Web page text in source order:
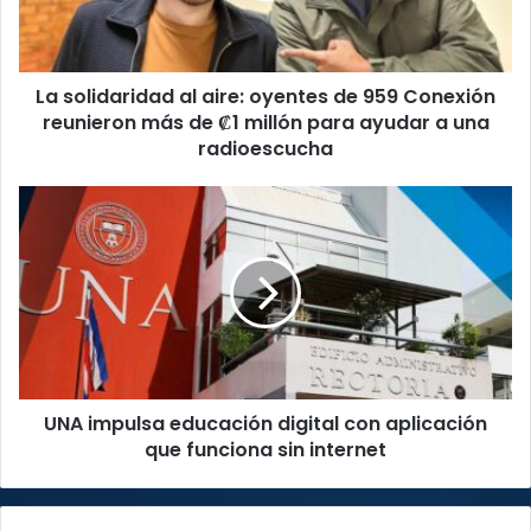
959
Conexión
reunieron
más
para
ayudar
una
radioescucha
La solidaridad al aire: oyentes de 959 Conexión
reunieron más de ₡1 millón para ayudar a una
radioescucha
UNA
impulsa
educación
digital
con
aplicación
que
funciona
sin
internet
UNA impulsa educación digital con aplicación
que funciona sin internet